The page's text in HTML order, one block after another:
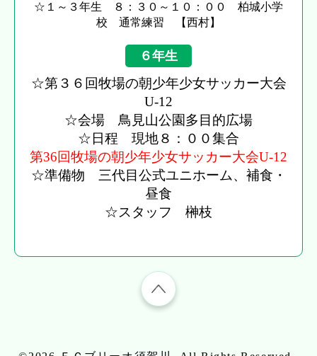
☆１～３年生 ８：３０～１０：００ 柏城小学
校 通常練習 【西村】
６年生
☆第３６回牧場の朝少年少女サッカー大会
U-12
☆会場 鳥見山公園多目的広場
☆日程 現地８：００集合
第36回牧場の朝少年少女サッカー大会U-12
☆準備物 三代目公式ユニホーム、補食・
昼食
☆スタッフ 榊枝